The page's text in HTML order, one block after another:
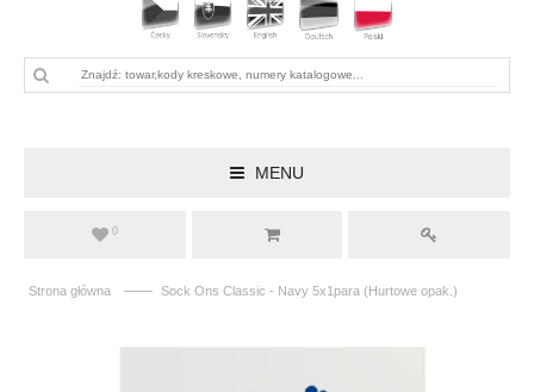
MENU
0
Strona główna —— Sock Ons Classic - Navy 5x1para (Hurtowe opak.)